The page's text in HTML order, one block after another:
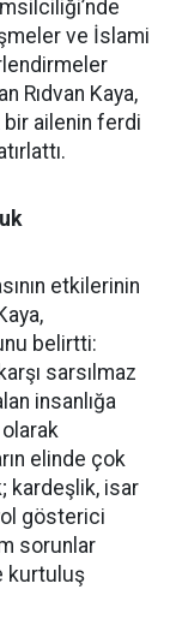
ve İslami
Rıdvan Kaya,
ailenin ferdi
etkilerinin
belirtti:
sarsılmaz
insanlığa
olarak
elinde çok
kardeşlik, isar
gösterici
sorunlar
kurtuluş